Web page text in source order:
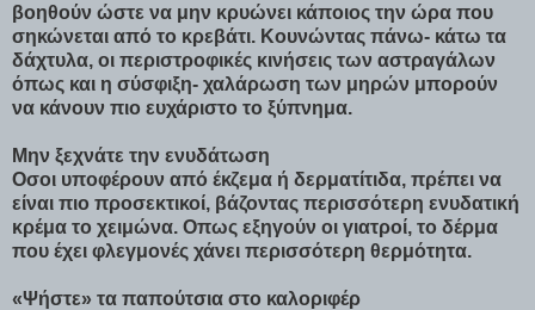
βοηθούν ώστε να μην κρυώνει κάποιος την ώρα που
σηκώνεται από το κρεβάτι. Κουνώντας πάνω- κάτω τα
δάχτυλα, οι περιστροφικές κινήσεις των αστραγάλων
όπως και η σύσφιξη- χαλάρωση των μηρών μπορούν
να κάνουν πιο ευχάριστο το ξύπνημα.
Μην ξεχνάτε την ενυδάτωση
Οσοι υποφέρουν από έκζεμα ή δερματίτιδα, πρέπει να
είναι πιο προσεκτικοί, βάζοντας περισσότερη ενυδατική
κρέμα το χειμώνα. Οπως εξηγούν οι γιατροί, το δέρμα
που έχει φλεγμονές χάνει περισσότερη θερμότητα.
«Ψήστε» τα παπούτσια στο καλοριφέρ